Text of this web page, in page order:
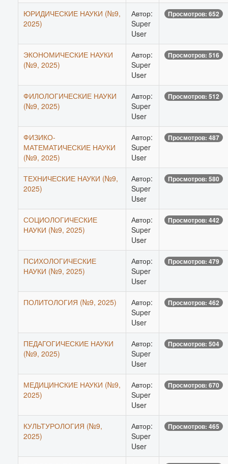
ЮРИДИЧЕСКИЕ НАУКИ (№9,
2025)
Автор:
Super
User
Просмотров: 652
ЭКОНОМИЧЕСКИЕ НАУКИ
(№9, 2025)
Автор:
Super
User
Просмотров: 516
ФИЛОЛОГИЧЕСКИЕ НАУКИ
(№9, 2025)
Автор:
Super
User
Просмотров: 512
ФИЗИКО-
МАТЕМАТИЧЕСКИЕ НАУКИ
(№9, 2025)
Автор:
Super
User
Просмотров: 487
ТЕХНИЧЕСКИЕ НАУКИ (№9,
2025)
Автор:
Super
User
Просмотров: 580
СОЦИОЛОГИЧЕСКИЕ
НАУКИ (№9, 2025)
Автор:
Super
User
Просмотров: 442
ПСИХОЛОГИЧЕСКИЕ
НАУКИ (№9, 2025)
Автор:
Super
User
Просмотров: 479
ПОЛИТОЛОГИЯ (№9, 2025)
Автор:
Super
User
Просмотров: 462
ПЕДАГОГИЧЕСКИЕ НАУКИ
(№9, 2025)
Автор:
Super
User
Просмотров: 504
МЕДИЦИНСКИЕ НАУКИ (№9,
2025)
Автор:
Super
User
Просмотров: 670
КУЛЬТУРОЛОГИЯ (№9,
2025)
Автор:
Super
User
Просмотров: 465